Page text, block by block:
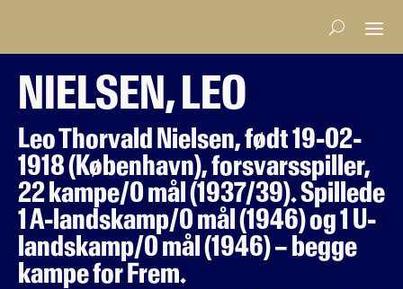
NIELSEN, LEO
Leo Thorvald Nielsen, født 19-02-
1918 (København), forsvarsspiller,
22 kampe/0 mål (1937/39). Spillede
1 A-landskamp/0 mål (1946) og 1 U-
landskamp/0 mål (1946) – begge
kampe for Frem.